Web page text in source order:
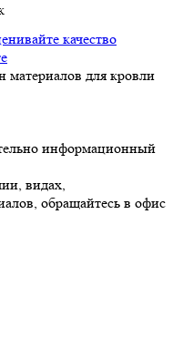
для кровли
информационный
видах,
обращайтесь в офис